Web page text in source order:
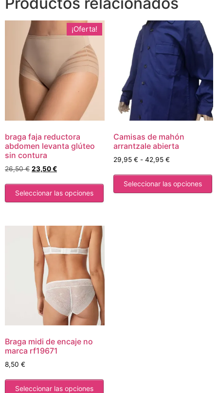
¡Oferta!
braga faja reductora
abdomen levanta glúteo
sin contura
26,50€ 23,50€
Seleccionar las opciones
Camisas de mahón
arrantzale abierta
29,95 € - 42,95 €
Seleccionar las opciones
Braga midi de encaje no
marca rf19671
8,50 €
Seleccionar las opciones